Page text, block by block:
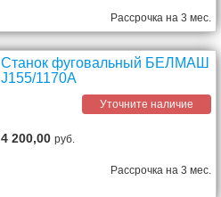
Рассрочка на 3 мес.
Станок фуговальный БЕЛМАШ
J155/1170A
Уточните наличие
4 200,00руб.
Рассрочка на 3 мес.